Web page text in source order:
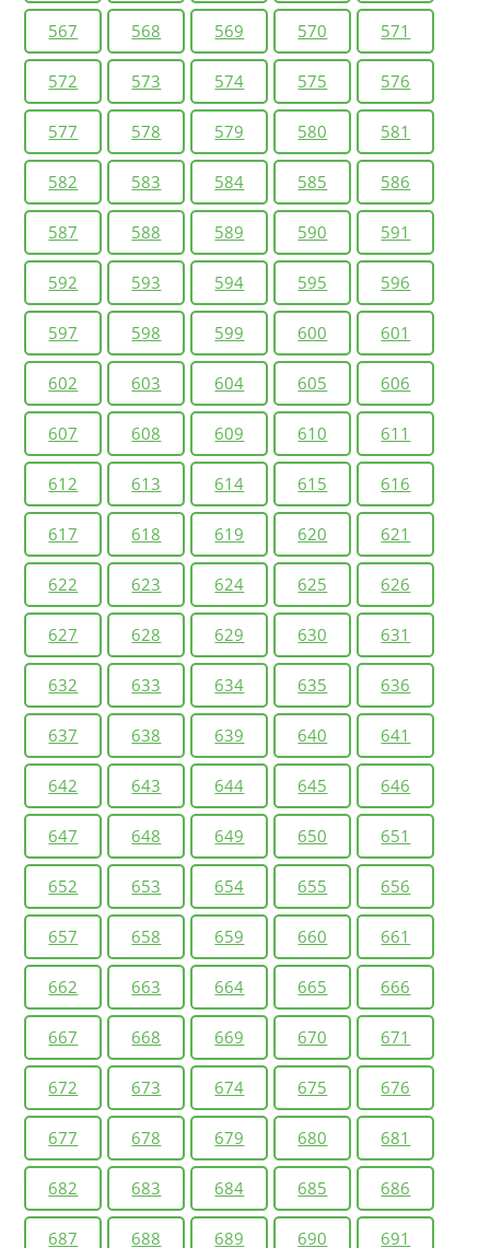
567 568 569 570 571
572 573 574 575 576
577 578 579 580 581
582 583 584 585 586
587 588 589 590 591
592 593 594 595 596
597 598 599 600 601
602 603 604 605 606
607 608 609 610 611
612 613 614 615 616
617 618 619 620 621
622 623 624 625 626
627 628 629 630 631
632 633 634 635 636
637 638 639 640 641
642 643 644 645 646
647 648 649 650 651
652 653 654 655 656
657 658 659 660 661
662 663 664 665 666
667 668 669 670 671
672 673 674 675 676
677 678 679 680 681
682 683 684 685 686
687 688 689 690 691